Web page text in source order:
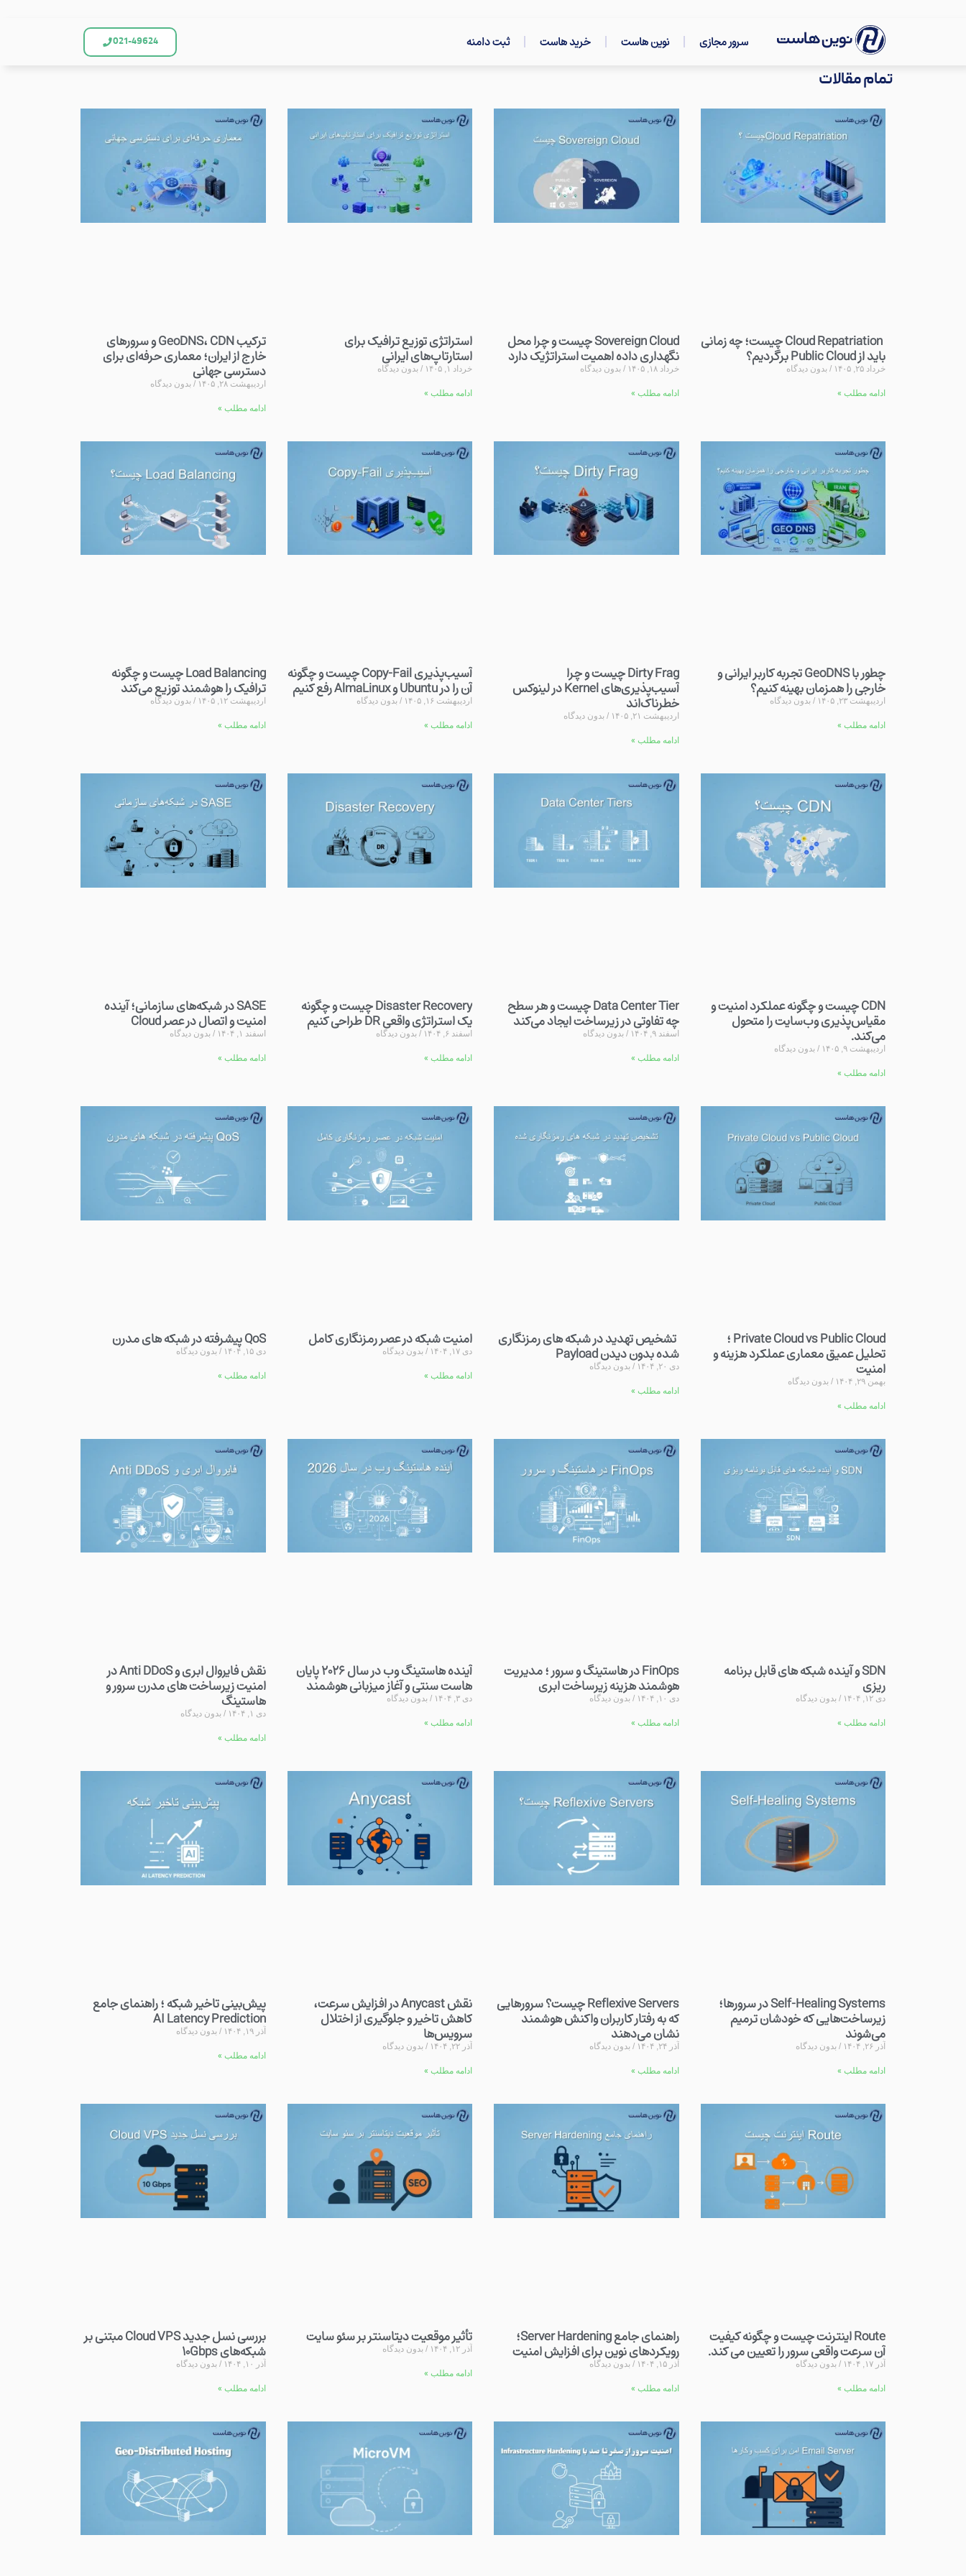
سرور مجازی نوین هاست خرید هاست ثبت دامنه 021-49624
تمام مقالات
Cloud Repatriation چیست؛ چه زمانی
باید از Public Cloud برگردیم؟
خرداد ۲۵, ۱۴۰۵ بدون دیدگاه
ادامه مطلب »
Sovereign Cloud چیست و چرا محل
نگهداری داده اهمیت استراتژیک دارد
خرداد ۱۸, ۱۴۰۵ بدون دیدگاه
ادامه مطلب »
استراتژی توزیع ترافیک برای
استارتاپ‌های ایرانی
خرداد ۱, ۱۴۰۵ بدون دیدگاه
ادامه مطلب »
ترکیب GeoDNS، CDN و سرورهای
خارج از ایران؛ معماری حرفه‌ای برای
دسترسی جهانی
اردیبهشت ۲۸, ۱۴۰۵ بدون دیدگاه
ادامه مطلب »
چطور با GeoDNS تجربه کاربر ایرانی و
خارجی را همزمان بهینه کنیم؟
اردیبهشت ۲۳, ۱۴۰۵ بدون دیدگاه
ادامه مطلب »
Dirty Frag چیست و چرا
آسیب‌پذیری‌های Kernel در لینوکس
خطرناک‌اند
اردیبهشت ۲۱, ۱۴۰۵ بدون دیدگاه
ادامه مطلب »
آسیب‌پذیری Copy-Fail چیست و چگونه
آن را در Ubuntu و AlmaLinux رفع کنیم
اردیبهشت ۱۶, ۱۴۰۵ بدون دیدگاه
ادامه مطلب »
Load Balancing چیست و چگونه
ترافیک را هوشمند توزیع می‌کند
اردیبهشت ۱۲, ۱۴۰۵ بدون دیدگاه
ادامه مطلب »
CDN چیست و چگونه عملکرد امنیت و
مقیاس‌پذیری وب‌سایت را متحول
می‌کند.
اردیبهشت ۹, ۱۴۰۵ بدون دیدگاه
ادامه مطلب »
Data Center Tier چیست و هر سطح
چه تفاوتی در زیرساخت ایجاد می‌کند
اسفند ۹, ۱۴۰۴ بدون دیدگاه
ادامه مطلب »
Disaster Recovery چیست و چگونه
یک استراتژی واقعی DR طراحی کنیم
اسفند ۶, ۱۴۰۴ بدون دیدگاه
ادامه مطلب »
SASE در شبکه‌های سازمانی؛ آینده
امنیت و اتصال در عصر Cloud
اسفند ۱, ۱۴۰۴ بدون دیدگاه
ادامه مطلب »
Private Cloud vs Public Cloud ؛
تحلیل عمیق معماری عملکرد هزینه و
امنیت
بهمن ۲۹, ۱۴۰۴ بدون دیدگاه
ادامه مطلب »
تشخیص تهدید در شبکه های رمزنگاری
شده بدون دیدن Payload
دی ۲۰, ۱۴۰۴ بدون دیدگاه
ادامه مطلب »
امنیت شبکه در عصر رمزنگاری کامل
دی ۱۷, ۱۴۰۴ بدون دیدگاه
ادامه مطلب »
QoS پیشرفته در شبکه های مدرن
دی ۱۵, ۱۴۰۴ بدون دیدگاه
ادامه مطلب »
SDN و آینده شبکه های قابل برنامه
ریزی
دی ۱۲, ۱۴۰۴ بدون دیدگاه
ادامه مطلب »
FinOps در هاستینگ و سرور ؛ مدیریت
هوشمند هزینه زیرساخت ابری
دی ۱۰, ۱۴۰۴ بدون دیدگاه
ادامه مطلب »
آینده هاستینگ وب در سال ۲۰۲۶ پایان
هاست سنتی و آغاز میزبانی هوشمند
دی ۳, ۱۴۰۴ بدون دیدگاه
ادامه مطلب »
نقش فایروال ابری و Anti DDoS در
امنیت زیرساخت های مدرن سرور و
هاستینگ
دی ۱, ۱۴۰۴ بدون دیدگاه
ادامه مطلب »
Self-Healing Systems در سرورها؛
زیرساخت‌هایی که خودشان ترمیم
می‌شوند
آذر ۲۶, ۱۴۰۴ بدون دیدگاه
ادامه مطلب »
Reflexive Servers چیست؟ سرورهایی
که به رفتار کاربران واکنش هوشمند
نشان می‌دهند
آذر ۲۴, ۱۴۰۴ بدون دیدگاه
ادامه مطلب »
نقش Anycast در افزایش سرعت،
کاهش تاخیر و جلوگیری از اختلال
سرویس‌ها
آذر ۲۲, ۱۴۰۴ بدون دیدگاه
ادامه مطلب »
پیش‌بینی تاخیر شبکه ؛ راهنمای جامع
AI Latency Prediction
آذر ۱۹, ۱۴۰۴ بدون دیدگاه
ادامه مطلب »
Route اینترنت چیست و چگونه کیفیت
آن سرعت واقعی سرور را تعیین می کند.
آذر ۱۷, ۱۴۰۴ بدون دیدگاه
ادامه مطلب »
راهنمای جامع Server Hardening؛
رویکردهای نوین برای افزایش امنیت
آذر ۱۵, ۱۴۰۴ بدون دیدگاه
ادامه مطلب »
تأثیر موقعیت دیتاسنتر بر سئو سایت
آذر ۱۲, ۱۴۰۴ بدون دیدگاه
ادامه مطلب »
بررسی نسل جدید Cloud VPS مبتنی بر
شبکه‌های ۱۰Gbps
آذر ۱۰, ۱۴۰۴ بدون دیدگاه
ادامه مطلب »